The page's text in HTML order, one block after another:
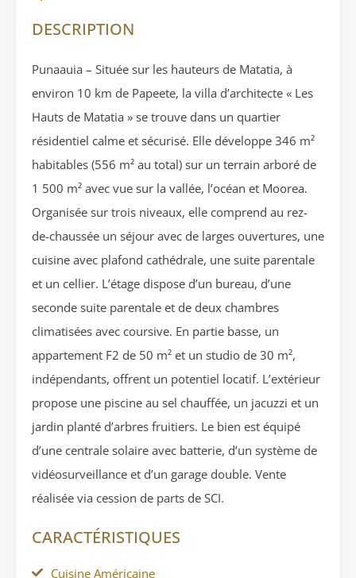
DESCRIPTION
Punaauia – Située sur les hauteurs de Matatia, à
environ 10 km de Papeete, la villa d’architecte « Les
Hauts de Matatia » se trouve dans un quartier
résidentiel calme et sécurisé. Elle développe 346 m²
habitables (556 m² au total) sur un terrain arboré de
1 500 m² avec vue sur la vallée, l’océan et Moorea.
Organisée sur trois niveaux, elle comprend au rez-
de-chaussée un séjour avec de larges ouvertures, une
cuisine avec plafond cathédrale, une suite parentale
et un cellier. L’étage dispose d’un bureau, d’une
seconde suite parentale et de deux chambres
climatisées avec coursive. En partie basse, un
appartement F2 de 50 m² et un studio de 30 m²,
indépendants, offrent un potentiel locatif. L’extérieur
propose une piscine au sel chauffée, un jacuzzi et un
jardin planté d’arbres fruitiers. Le bien est équipé
d’une centrale solaire avec batterie, d’un système de
vidéosurveillance et d’un garage double. Vente
réalisée via cession de parts de SCI.
CARACTÉRISTIQUES
Cuisine Américaine